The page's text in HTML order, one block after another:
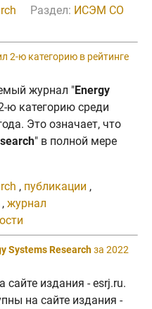
Раздел: ИСЭМ СО
2-ю категорию в рейтинге
журнал "Energy
ю категорию среди
Это означает, что
" в полной мере
, публикации ,
, журнал
Systems Researchза 2022
сайте издания - esrj.ru.
на сайте издания -